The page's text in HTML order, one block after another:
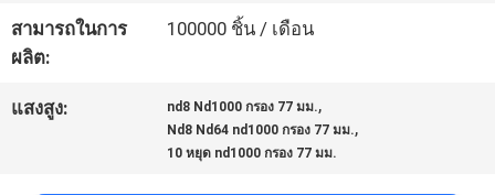
เรา
ขอ
สามารถในการ
ผลิต:
100000 ชิ้น / เดือน
แสงสูง: nd8 Nd1000 กรอง 77 มม.,
Nd8 Nd64 nd1000 กรอง 77 มม.,
10 หยุด nd1000 กรอง 77 มม.